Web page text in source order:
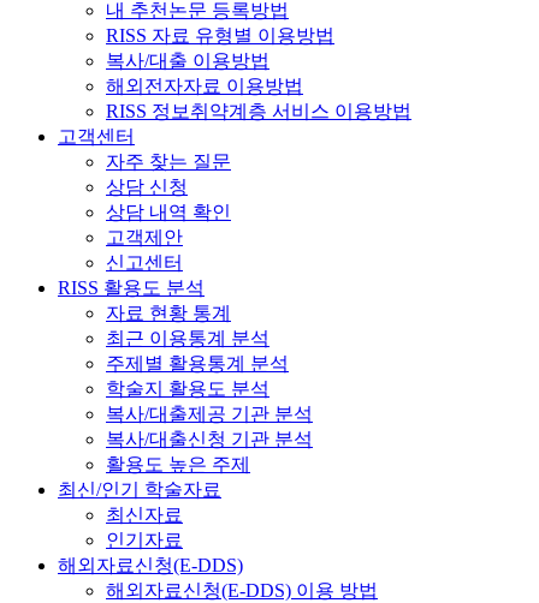
내 추천논문 등록방법
RISS 자료 유형별 이용방법
복사/대출 이용방법
해외전자자료 이용방법
RISS 정보취약계층 서비스 이용방법
고객센터
자주 찾는 질문
상담 신청
상담 내역 확인
고객제안
신고센터
RISS 활용도 분석
자료 현황 통계
최근 이용통계 분석
주제별 활용통계 분석
학술지 활용도 분석
복사/대출제공 기관 분석
복사/대출신청 기관 분석
활용도 높은 주제
최신/인기 학술자료
최신자료
인기자료
해외자료신청(E-DDS)
해외자료신청(E-DDS) 이용 방법